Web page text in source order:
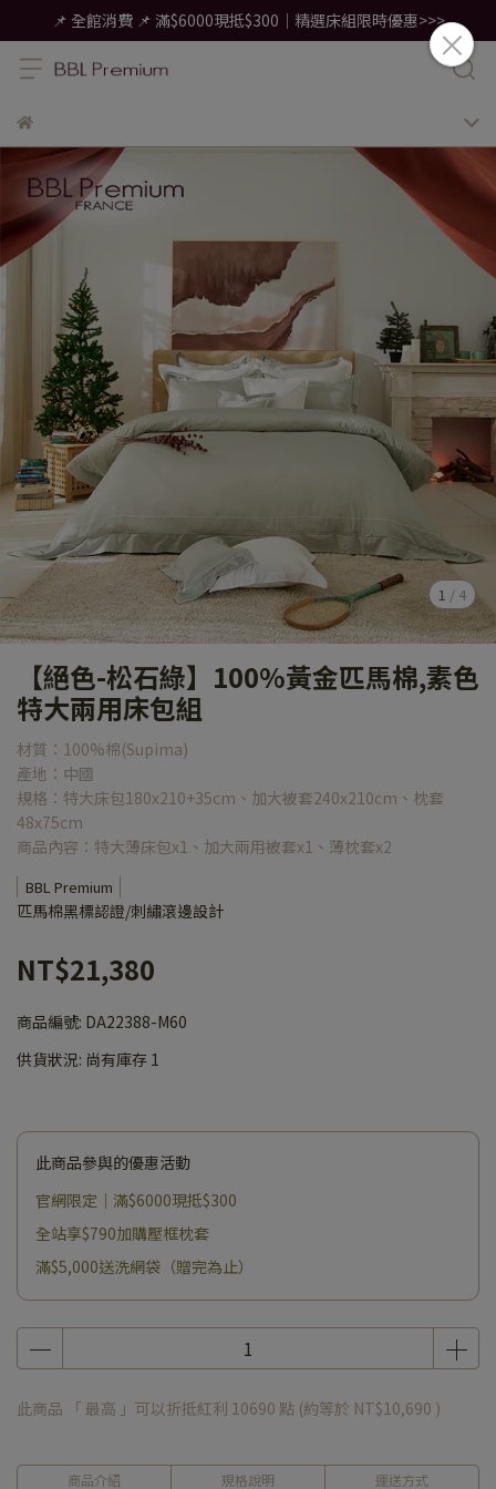
📌 全館消費 📌 滿$6000現抵$300｜精選床組限時優惠>>>
1 / 4
【絕色-松石綠】100%黃金匹馬棉,素色
特大兩用床包組
材質：100%棉(Supima)
產地：中國
規格：特大床包180x210+35cm、加大被套240x210cm、枕套
48x75cm
商品內容：特大薄床包x1、加大兩用被套x1、薄枕套x2
BBL Premium
匹馬棉黑標認證/刺繡滾邊設計
NT$21,380
商品編號: DA22388-M60
供貨狀況: 尚有庫存 1
此商品參與的優惠活動
官網限定｜滿$6000現抵$300
全站享$790加購壓框枕套
滿$5,000送洗網袋（贈完為止）
此商品 「 最高 」可以折抵紅利 10690 點 (約等於 NT$10,690 )
商品介紹 規格說明 運送方式